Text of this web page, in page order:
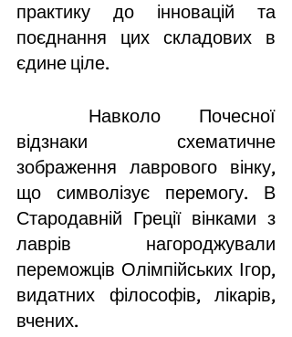
практику до інновацій та
поєднання цих складових в
єдине ціле.
Навколо Почесної
відзнаки схематичне
зображення лаврового вінку,
що символізує перемогу. В
Стародавній Греції вінками з
лаврів нагороджували
переможців Олімпійських Ігор,
видатних філософів, лікарів,
вчених.